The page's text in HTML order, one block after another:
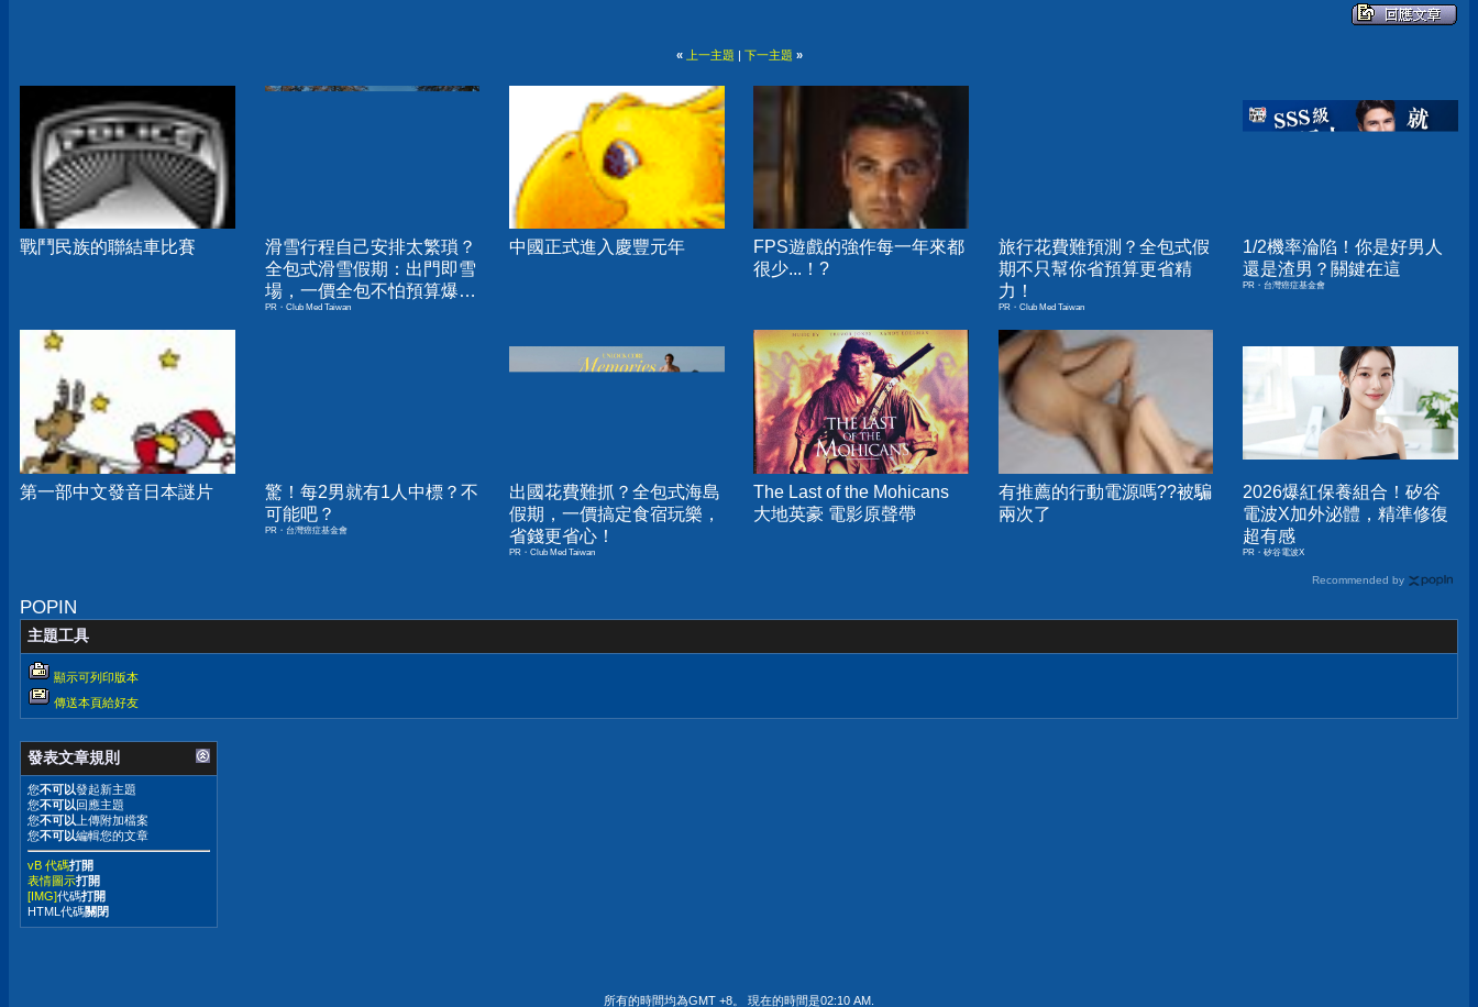
« 上一主題 | 下一主題 »
戰鬥民族的聯結車比賽
滑雪行程自己安排太繁瑣？
全包式滑雪假期：出門即雪
場，一價全包不怕預算爆
表！
PR・Club Med Taiwan
中國正式進入慶豐元年
FPS遊戲的強作每一年來都
很少...！?
旅行花費難預測？全包式假
期不只幫你省預算更省精
力！
PR・Club Med Taiwan
1/2機率淪陷！你是好男人
還是渣男？關鍵在這
PR・台灣癌症基金會
第一部中文發音日本謎片
驚！每2男就有1人中標？不
可能吧？
PR・台灣癌症基金會
出國花費難抓？全包式海島
假期，一價搞定食宿玩樂，
省錢更省心！
PR・Club Med Taiwan
The Last of the Mohicans
大地英豪 電影原聲帶
有推薦的行動電源嗎??被騙
兩次了
2026爆紅保養組合！矽谷
電波X加外泌體，精準修復
超有感
PR・矽谷電波X
Recommended by
POPIN
主題工具
顯示可列印版本
傳送本頁給好友
發表文章規則
您不可以發起新主題
您不可以回應主題
您不可以 上傳附加檔案
您不可以編輯您的文章
vB 代碼打開
表情圖示打開
[IMG]代碼打開
HTML代碼關閉
所有的時間均為GMT +8。 現在的時間是02:10 AM